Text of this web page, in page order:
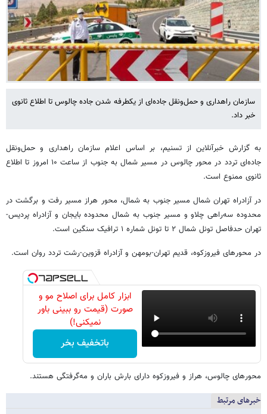
سازمان راهداری و حمل‌ونقل جاده‌ای از یکطرفه شدن جاده چالوس تا اطلاع ثانوی
خبر داد.
به گزارش خبرآنلاین از تسنیم، بر اساس اعلام سازمان راهداری و حمل‌ونقل
جاده‌ای تردد در محور چالوس در مسیر شمال به جنوب از ساعت ۱۰ امروز تا اطلاع
ثانوی ممنوع است.
در آزادراه تهران شمال مسیر جنوب به شمال، محور هراز مسیر رفت و برگشت در
محدوده سه‌راهی چلاو و مسیر جنوب به شمال محدوده بایجان و آزادراه پردیس-
تهران حدفاصل تونل شمال ۲ تا تونل شماره ۱ ترافیک سنگین است.
در محورهای فیروزکوه، قدیم تهران-بومهن و آزادراه قزوین-رشت تردد روان است.
ابزار کامل برای اصلاح مو و
صورت (قیمت رو ببینی باور
نمیکنی!)
باتخفیف بخر
محورهای چالوس، هراز و فیروزکوه دارای بارش باران و مه‌گرفتگی هستند.
خبرهای مرتبط